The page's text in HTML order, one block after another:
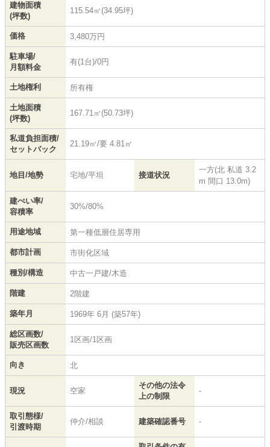
建物面積
(坪数)
115.54㎡(34.95坪)
価格 3,480万円
駐車場/
月額料金
有(1台)/0円
土地権利 所有権
土地面積
(坪数)
167.71㎡(50.73坪)
私道負担面積/
セットバック
21.19㎡/要 4.81㎡
地目/地勢 宅地/平坦 接道状況
一方(北 私道 3.2
m 間口 13.0m)
建ぺい率/
容積率
30%/80%
用途地域 第一種低層住居専用
都市計画 市街化区域
種別/構造 中古一戸建/木造
階建 2階建
築年月 1969年 6月 (築57年)
総区画数/
販売区画数
1区画/1区画
向き 北
現況 空家
その他の法令
上の制限
-
取引態様/
引渡時期
仲介/相談 建築確認番号 -